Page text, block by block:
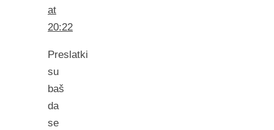
at
20:22
Preslatki
su
baš
da
se